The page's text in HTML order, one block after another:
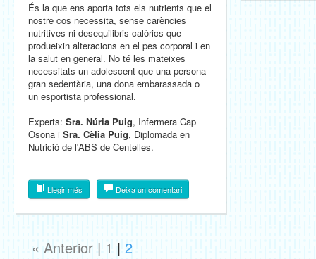
És la que ens aporta tots els nutrients que el
nostre cos necessita, sense carències
nutritives ni desequilibris calòrics que
produeixin alteracions en el pes corporal i en
la salut en general. No té les mateixes
necessitats un adolescent que una persona
gran sedentària, una dona embarassada o
un esportista professional.
Experts: Sra. Núria Puig, Infermera Cap
Osona i Sra. Cèlia Puig, Diplomada en
Nutrició de l'ABS de Centelles.
Llegir més Deixa un comentari
« Anterior | 1 | 2